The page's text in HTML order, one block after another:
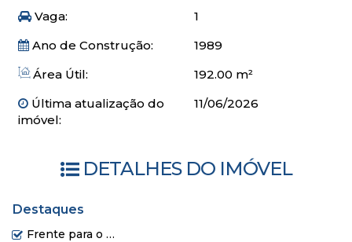
melhor da temporada em Balneário Camboriú, com
facilidade de acesso à praia, comércios, restaurantes e
opções de lazer.
Perfeito para curtir o verão com conforto e vista para o mar!
Vaga:
1
Ano de Construção:
1989
Área Útil:
192.00 m²
Última atualização do
imóvel:
11/06/2026
DETALHES DO IMÓVEL
Destaques
Frente para o Mar